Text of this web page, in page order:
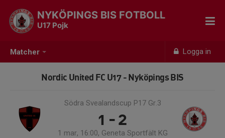
Matcher Logga in
NYKÖPINGS BIS FOTBOLL
U17 Pojk
Nordic United FC U17 - Nyköpings BIS
Södra Svealandscup P17 Gr.3
1 - 2
1 mar, 16:00, Geneta Sportfält KG